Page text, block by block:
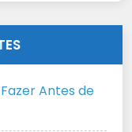
Antes de